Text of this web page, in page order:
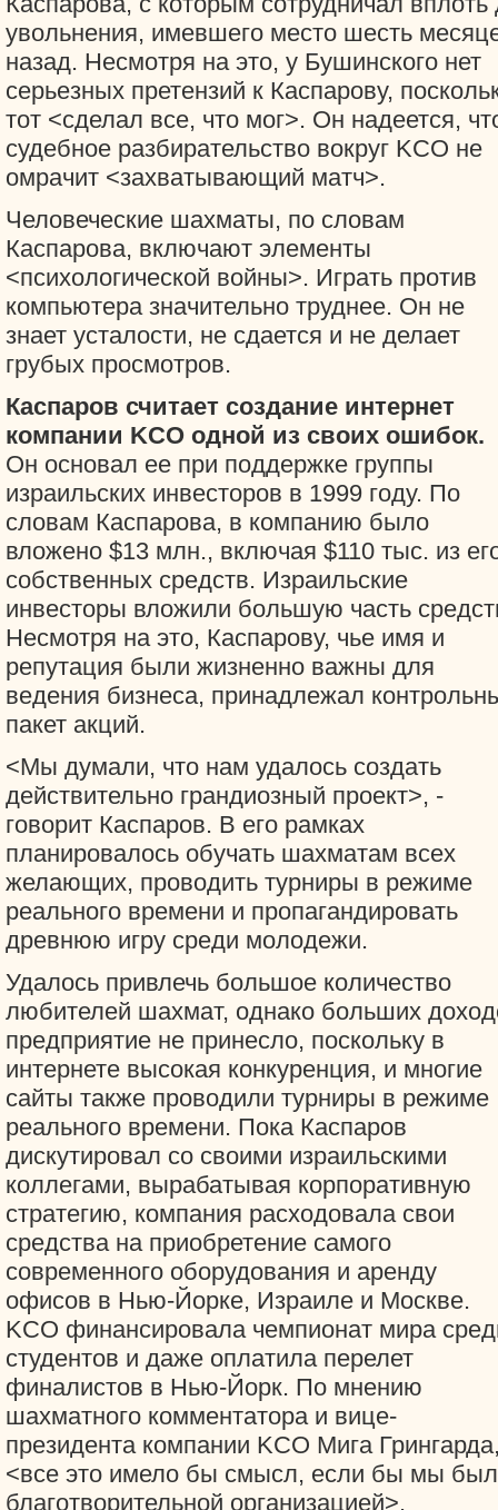
увольнения, имевшего место шесть
назад. Несмотря на это, у Бушинского нет
серьезных претензий к Каспарову,
тот <сделал все, что мог>. Он надеется,
судебное разбирательство вокруг KCO не
омрачит <захватывающий матч>.
Человеческие шахматы, по словам
Каспарова, включают элементы
<психологической войны>. Играть против
компьютера значительно труднее. Он не
знает усталости, не сдается и не делает
грубых просмотров.
Каспаров считает создание интернет
компании KCO одной из своих ошибок.
Он основал ее при поддержке группы
израильских инвесторов в 1999 году. По
словам Каспарова, в компанию было
вложено $13 млн., включая $110 тыс. из
собственных средств. Израильские
инвесторы вложили большую часть
Несмотря на это, Каспарову, чье имя и
репутация были жизненно важны для
ведения бизнеса, принадлежал
пакет акций.
<Мы думали, что нам удалось создать
действительно грандиозный проект>, -
говорит Каспаров. В его рамках
планировалось обучать шахматам всех
желающих, проводить турниры в режиме
реального времени и пропагандировать
древнюю игру среди молодежи.
Удалось привлечь большое количество
любителей шахмат, однако больших
предприятие не принесло, поскольку в
интернете высокая конкуренция, и многие
сайты также проводили турниры в режиме
реального времени. Пока Каспаров
дискутировал со своими израильскими
коллегами, вырабатывая корпоративную
стратегию, компания расходовала свои
средства на приобретение самого
современного оборудования и аренду
офисов в Нью-Йорке, Израиле и Москве.
KCO финансировала чемпионат мира
студентов и даже оплатила перелет
финалистов в Нью-Йорк. По мнению
шахматного комментатора и вице-
президента компании KCO Мига
<все это имело бы смысл, если бы мы
благотворительной организацией>.